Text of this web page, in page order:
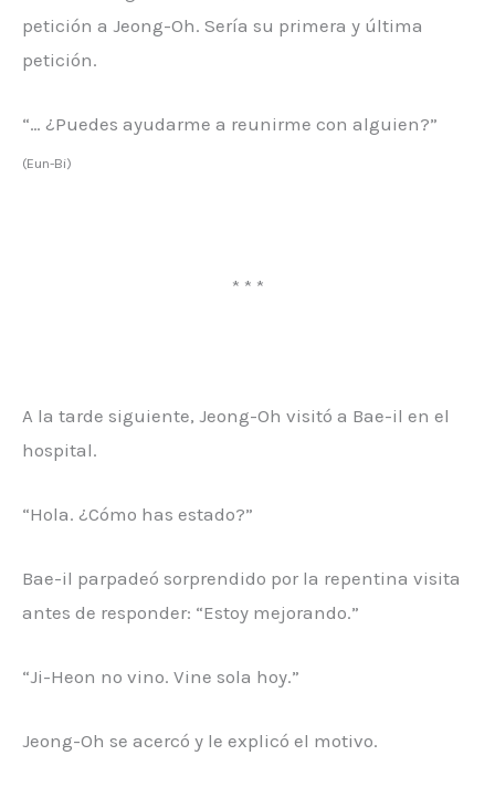
petición a Jeong-Oh. Sería su primera y última
petición.
“… ¿Puedes ayudarme a reunirme con alguien?”
(Eun-Bi)
* * *
A la tarde siguiente, Jeong-Oh visitó a Bae-il en el
hospital.
“Hola. ¿Cómo has estado?”
Bae-il parpadeó sorprendido por la repentina visita
antes de responder: “Estoy mejorando.”
“Ji-Heon no vino. Vine sola hoy.”
Jeong-Oh se acercó y le explicó el motivo.